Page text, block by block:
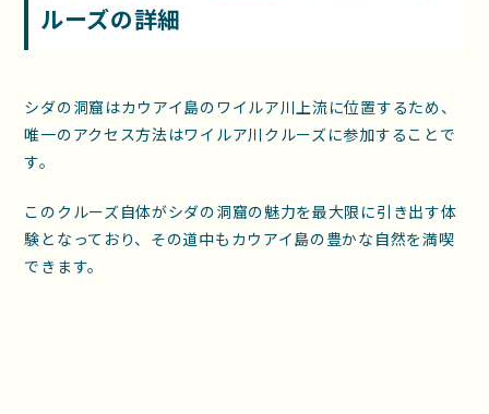
ルーズの詳細
シダの洞窟はカウアイ島のワイルア川上流に位置するため、
唯一のアクセス方法はワイルア川クルーズに参加することで
す。
このクルーズ自体がシダの洞窟の魅力を最大限に引き出す体
験となっており、その道中もカウアイ島の豊かな自然を満喫
できます。